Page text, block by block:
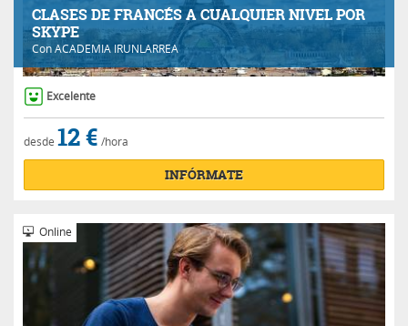
CLASES DE FRANCÉS A CUALQUIER NIVEL POR
SKYPE
ConACADEMIA IRUNLARREA
Excelente
desde 12 € /hora
INFÓRMATE
Online